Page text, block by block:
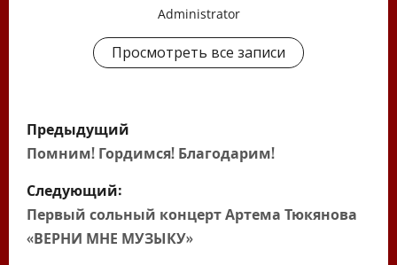
Administrator
Просмотреть все записи
Н
а
в
и
Предыдущий
Помним! Гордимся! Благодарим!
Следующий:
Первый сольный концерт Артема Тюкянова
«ВЕРНИ МНЕ МУЗЫКУ»